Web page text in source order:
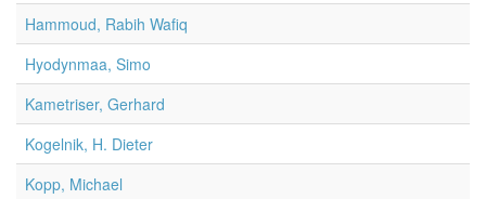
Hammoud, Rabih Wafiq
Hyodynmaa, Simo
Kametriser, Gerhard
Kogelnik, H. Dieter
Kopp, Michael